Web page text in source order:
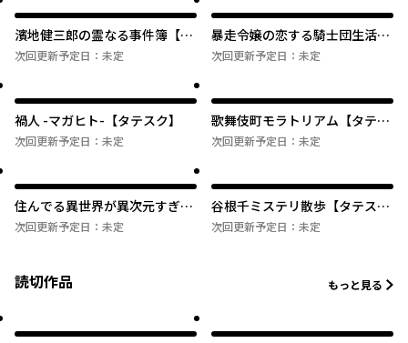
濱地健三郎の霊なる事件簿【タ
テスク】
次回更新予定日： 未定
暴走令嬢の恋する騎士団生活
【タテスク】
次回更新予定日： 未定
禍人 -マガヒト-【タテスク】
次回更新予定日： 未定
歌舞伎町モラトリアム【タテス
ク】
次回更新予定日： 未定
住んでる異世界が異次元すぎる
件【タテスク】
次回更新予定日： 未定
谷根千ミステリ散歩【タテス
ク】
次回更新予定日： 未定
読切作品 もっと見る